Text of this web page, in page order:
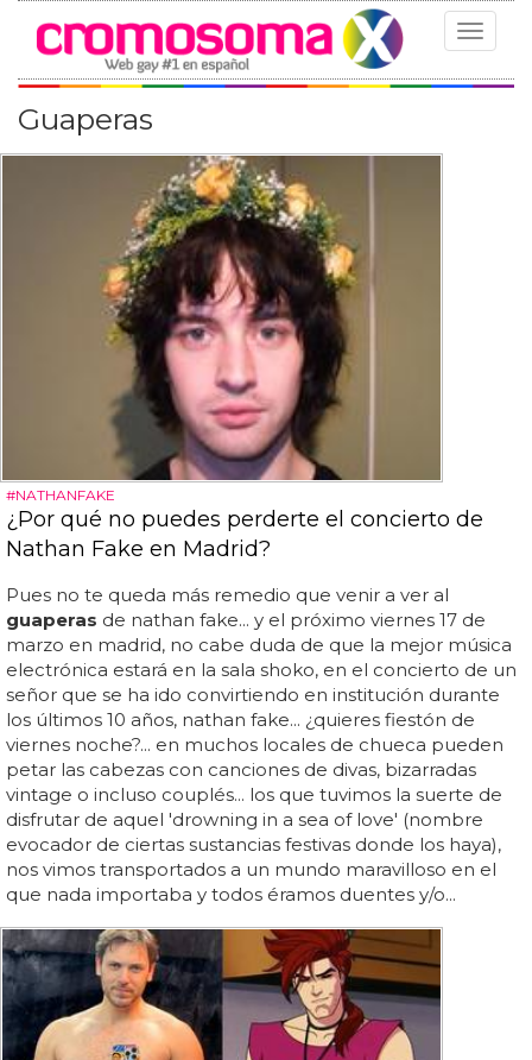
Toggle
Guaperas
#NATHANFAKE
¿Por qué no puedes perderte el concierto de
Nathan Fake en Madrid?
Pues no te queda más remedio que venir a ver al
guaperas de nathan fake... y el próximo viernes 17 de
marzo en madrid, no cabe duda de que la mejor música
electrónica estará en la sala shoko, en el concierto de un
señor que se ha ido convirtiendo en institución durante
los últimos 10 años, nathan fake... ¿quieres fiestón de
viernes noche?... en muchos locales de chueca pueden
petar las cabezas con canciones de divas, bizarradas
vintage o incluso couplés... los que tuvimos la suerte de
disfrutar de aquel 'drowning in a sea of love' (nombre
evocador de ciertas sustancias festivas donde los haya),
nos vimos transportados a un mundo maravilloso en el
que nada importaba y todos éramos duentes y/o...